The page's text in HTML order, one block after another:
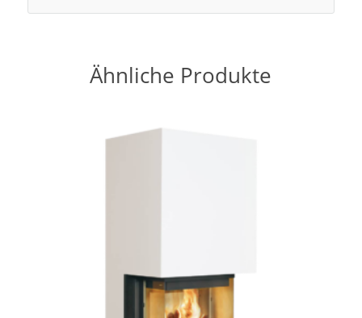
Ähnliche Produkte